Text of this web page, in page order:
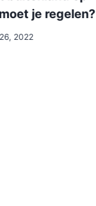
je regelen?
2022